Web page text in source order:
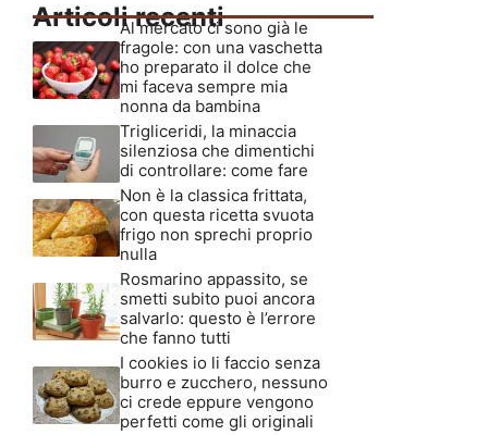
Articoli recenti
Al mercato ci sono già le
fragole: con una vaschetta
ho preparato il dolce che
mi faceva sempre mia
nonna da bambina
Trigliceridi, la minaccia
silenziosa che dimentichi
di controllare: come fare
Non è la classica frittata,
con questa ricetta svuota
frigo non sprechi proprio
nulla
Rosmarino appassito, se
smetti subito puoi ancora
salvarlo: questo è l’errore
che fanno tutti
I cookies io li faccio senza
burro e zucchero, nessuno
ci crede eppure vengono
perfetti come gli originali